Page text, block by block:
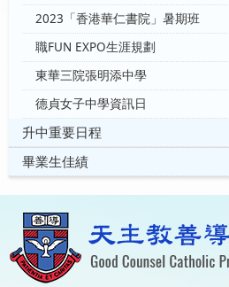
2023「香港華仁書院」暑期班
職FUN EXPO生涯規劃
東華三院張明添中學
德貞女子中學資訊日
升中重要日程
畢業生佳績